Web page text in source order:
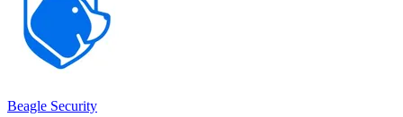
Beagle Security